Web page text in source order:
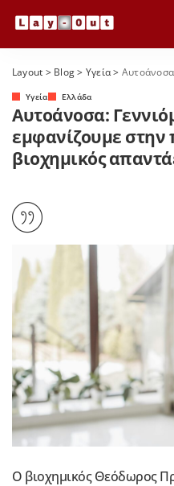
Layout > Blog> Yγεία> Αυτοάνοσα:
Yγεία Ελλάδα
Αυτοάνοσα:
εμφανίζουμε στην
βιοχημικός
Ο βιοχημικός Θεόδωρος